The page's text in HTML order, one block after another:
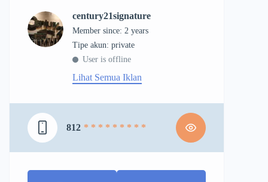
century21signature
Member since: 2 years
tipe akun: private
User is offline
Lihat Semua Iklan
812 * * * * * * * * *